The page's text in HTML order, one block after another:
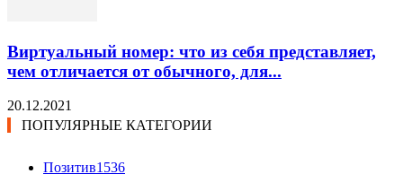
Виртуальный номер: что из себя представляет,
чем отличается от обычного, для...
20.12.2021
ПОПУЛЯРНЫЕ КАТЕГОРИИ
Позитив1536